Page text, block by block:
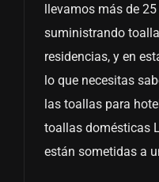
llevamos más de
suministrando
residencias, y en
lo que necesitas
las toallas para
toallas domésticas
están sometidas a